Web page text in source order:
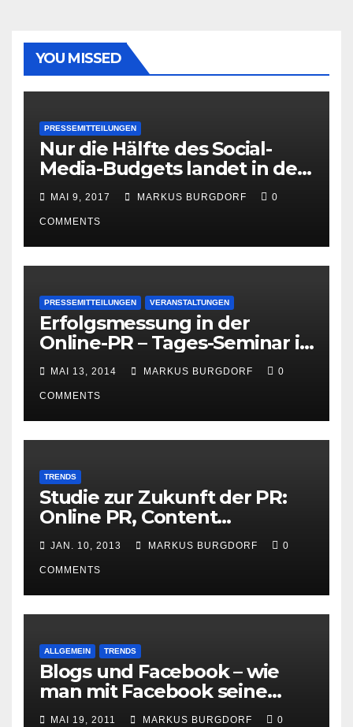
YOU MISSED
PRESSEMITTEILUNGEN
Nur die Hälfte des Social-
Media-Budgets landet in der
PRMAI 9, 2017 MARKUS BURGDORF 0
COMMENTS
PRESSEMITTEILUNGEN VERANSTALTUNGEN
Erfolgsmessung in der
Online-PR – Tages-Seminar in
Hamburg am 23. Juni 2014
MAI 13, 2014 MARKUS BURGDORF 0
COMMENTS
TRENDS
Studie zur Zukunft der PR:
Online PR, Content
Marketing und Social Media
gewinnen
JAN. 10, 2013 MARKUS BURGDORF 0
COMMENTS
ALLGEMEIN TRENDS
Blogs und Facebook – wie
man mit Facebook seine
Besucher effektiv reduzieren
MAI 19, 2011 MARKUS BURGDORF 0